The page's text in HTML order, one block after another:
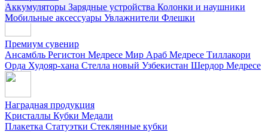
Аккумуляторы Зарядные устройства Колонки и наушники
Мобильные аксессуары Увлажнители Флешки
флешкамиНовогодние наборыЧайные наборы
Премиум сувенир
Ансамбль Регистон Медресе Мир Араб Медресе Тиллакори
Орда Худояр-хана Стелла новый Узбекистан Шердор Медресе
Наградная продукция
Kристаллы Кубки Медали
Плакетка Статуэтки Стеклянные кубки